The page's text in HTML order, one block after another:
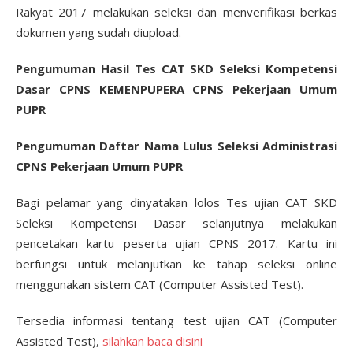
Rakyat 2017 melakukan seleksi dan menverifikasi berkas
dokumen yang sudah diupload.
Pengumuman Hasil Tes CAT SKD Seleksi Kompetensi
Dasar CPNS KEMENPUPERA CPNS Pekerjaan Umum
PUPR
Pengumuman Daftar Nama Lulus Seleksi Administrasi
CPNS Pekerjaan Umum PUPR
Bagi pelamar yang dinyatakan lolos Tes ujian CAT SKD
Seleksi Kompetensi Dasar selanjutnya melakukan
pencetakan kartu peserta ujian CPNS 2017. Kartu ini
berfungsi untuk melanjutkan ke tahap seleksi online
menggunakan sistem CAT (Computer Assisted Test).
Tersedia informasi tentang test ujian CAT (Computer
Assisted Test), silahkan baca disini